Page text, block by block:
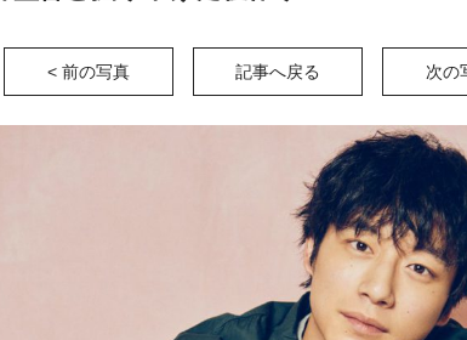
< 前の写真 記事へ戻る 次の